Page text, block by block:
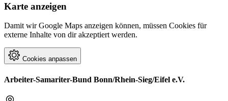
Karte anzeigen
Damit wir Google Maps anzeigen können, müssen Cookies für
externe Inhalte von dir akzeptiert werden.
Cookies anpassen
Arbeiter-Samariter-Bund Bonn/Rhein-Sieg/Eifel e.V.